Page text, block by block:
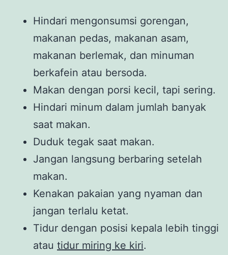
Hindari mengonsumsi gorengan,
makanan pedas, makanan asam,
makanan berlemak, dan minuman
berkafein atau bersoda.
Makan dengan porsi kecil, tapi sering.
Hindari minum dalam jumlah banyak
saat makan.
Duduk tegak saat makan.
Jangan langsung berbaring setelah
makan.
Kenakan pakaian yang nyaman dan
jangan terlalu ketat.
Tidur dengan posisi kepala lebih tinggi
atau tidur miring ke kiri.